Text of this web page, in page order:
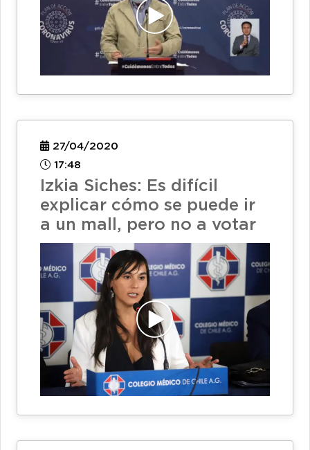
27/04/2020
17:48
Izkia Siches: Es difícil
explicar cómo se puede ir
a un mall, pero no a votar